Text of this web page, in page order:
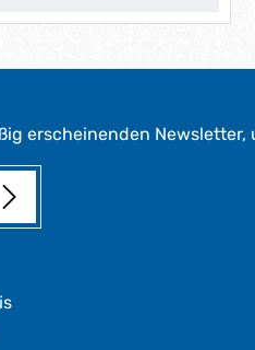
erscheinenden